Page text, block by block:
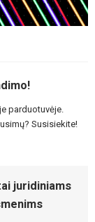
parduotuvėje.
Susisiekite!
juridiniams